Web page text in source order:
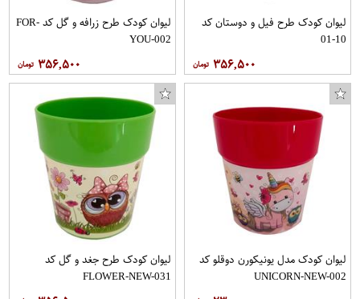
لیوان کودک طرح فیل و دوستان کد
10-01
۳۵۶,۵۰۰
لیوان کودک طرح زرافه و گل کد FOR-
YOU-002
۳۵۶,۵۰۰
لیوان کودک مدل یونیکورن دوقلو کد
UNICORN-NEW-002
لیوان کودک طرح جغد و گل کد
FLOWER-NEW-031